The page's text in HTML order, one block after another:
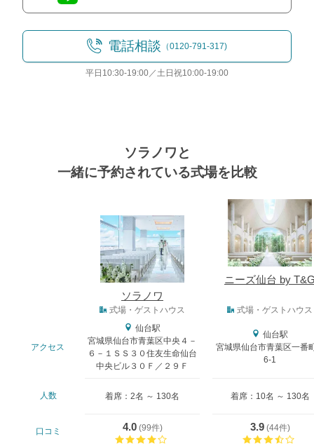
おトクな特典つきフェア
【最大130万円特典！コース試食付】
電話相談 （0120-791-317)
平日10:30-19:00／土日祝10:00-19:00
ソラノワと
一緒に予約されている式場を比較
ソラノワ
ニーズ仙台 by
式場・ゲストハウス 式場・ゲストハウス
アクセス
仙台駅
宮城県仙台市青葉区中央４－
６－１ＳＳ３０住友生命仙台
中央ビル３０Ｆ／２９Ｆ
仙台駅
宮城県仙台市青葉区一番
6-1
人数 着席：2名 ～ 130名 着席：10名 ～ 130名
口コミ 4.0(99件)
3.9(44件)